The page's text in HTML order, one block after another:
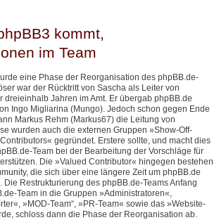
kommt,
im Team
eine Phase der Reorganisation des phpBB.de-
war der Rücktritt von Sascha als Leiter von
dreieinhalb Jahren im Amt. Er übergab phpBB.de
Ingo Migliarina (Mungo). Jedoch schon gegen Ende
Markus Rehm (Markus67) die Leitung von
wurden auch die externen Gruppen »Show-Off-
gegründet. Erstere sollte, und macht dies
Team bei der Bearbeitung der Vorschläge für
Die »Valued Contributor« hingegen bestehen
die sich über eine längere Zeit um phpBB.de
Restrukturierung des phpBB.de-Teams Anfang
Team in die Gruppen »Administratoren«,
»MOD-Team“, »PR-Team« sowie das »Website-
schloss dann die Phase der Reorganisation ab.